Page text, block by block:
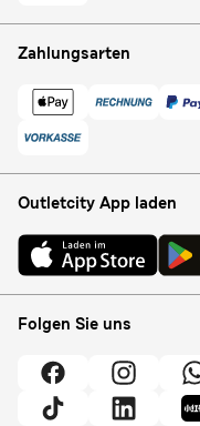
Zahlungsarten
Outletcity App laden
Folgen Sie uns